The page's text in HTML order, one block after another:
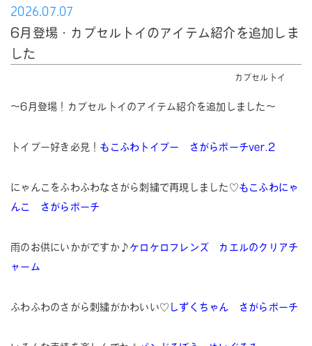
2026.07.07
6月登場・カプセルトイのアイテム紹介を追加しま
した
カプセルトイ
〜6月登場！カプセルトイのアイテム紹介を追加しました〜
トイプー好き必見！ もこふわトイプー さがらポーチver.2
にゃんこをふわふわなさがら刺繍で再現しました♡もこふわにゃ
んこ さがらポーチ
雨のお供にいかがですか♪ ケロケロフレンズ カエルのクリアチ
ャーム
ふわふわのさがら刺繍がかわいい♡ しずくちゃん さがらポーチ